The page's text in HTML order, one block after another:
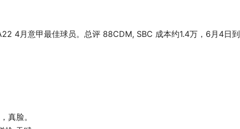
4月意甲最佳球员。总评 88CDM, SBC 成本约1.4万，6月4日到
真脸。